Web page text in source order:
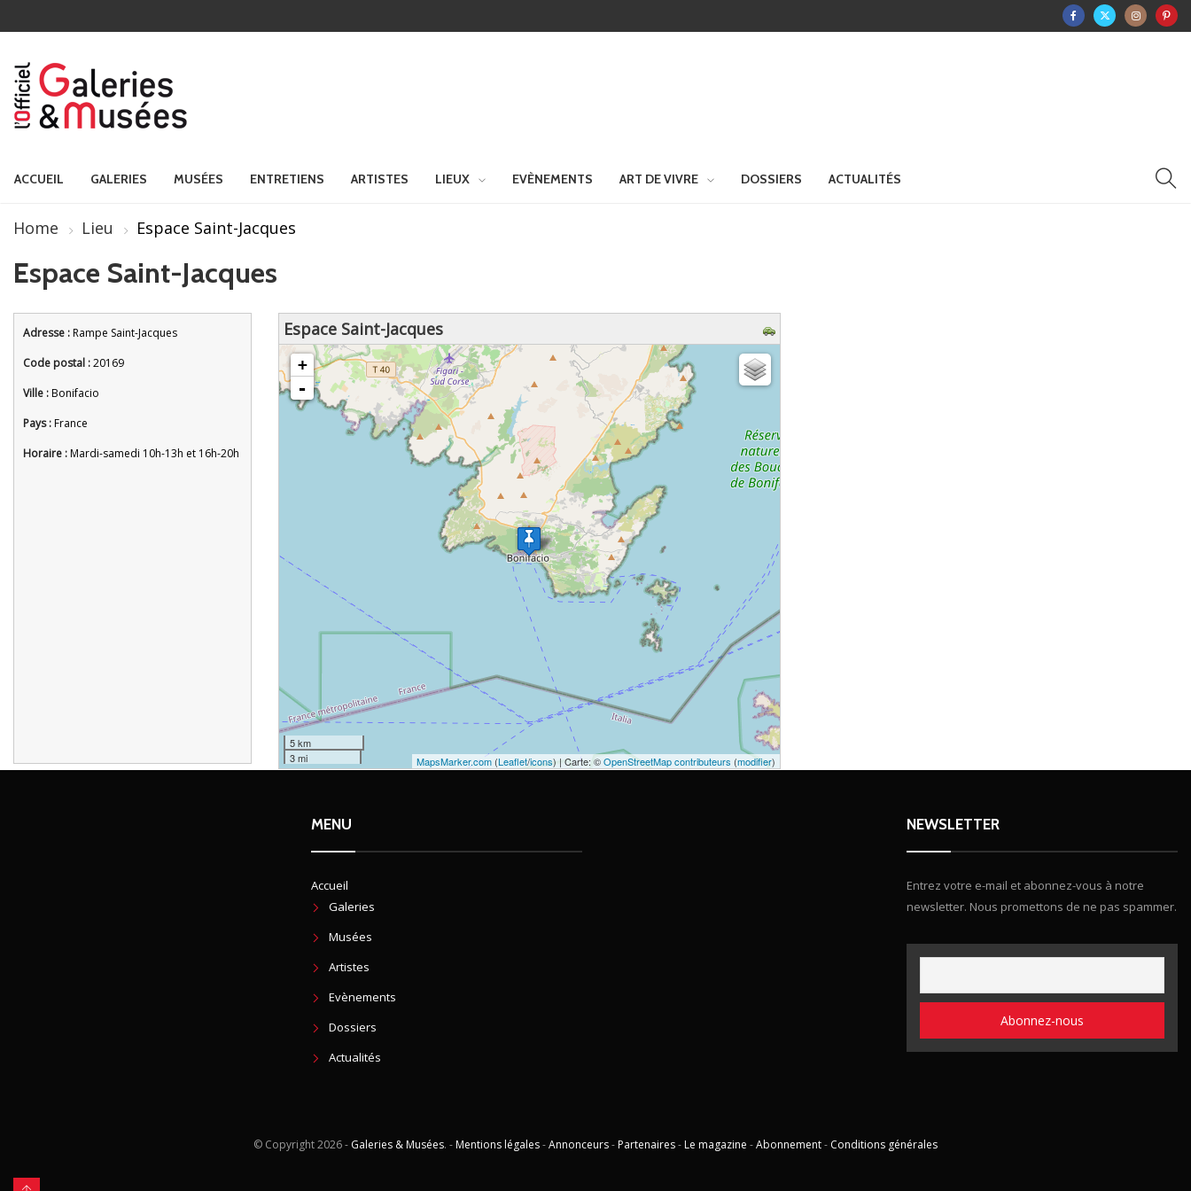
ACCUEIL GALERIES MUSÉES ENTRETIENS ARTISTES LIEUX EVÈNEMENTS ART DE VIVRE DOSSIERS ACTUALITÉS
Home Lieu Espace Saint-Jacques
Espace Saint-Jacques
Adresse :Rampe Saint-Jacques
Code postal :20169
Ville :Bonifacio
Pays :France
Horaire :Mardi-samedi 10h-13h et 16h-20h
Espace Saint-Jacques
chargement de la carte - veuillez patienter...
+
-
5 km
3 mi
MapsMarker.com(Leaflet/icons) | Carte: ©OpenStreetMap contributeurs (modifier)
MENU
Accueil
Galeries
Musées
Artistes
Evènements
Dossiers
Actualités
NEWSLETTER
Entrez votre e-mail et abonnez-vous à notre
newsletter. Nous promettons de ne pas spammer.
© Copyright2026 - Galeries & Musées. - Mentions légales-Annonceurs- Partenaires- Le magazine -Abonnement- Conditions générales